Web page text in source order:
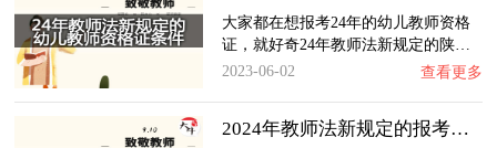
大家都在想报考24年的幼儿教师资格
证，就好奇24年教师法新规定的陕…
2023-06-02
查看更多
2024年教师法新规定的报考浙江幼儿教师资格证…